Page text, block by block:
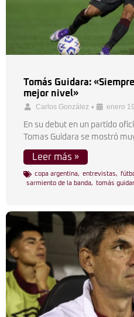
Tomás Guidara:
mejor nivel»
Carlos González • enero
En su debut en un partido
Tomas Guidara se mostró
Leer más »
copa argentina, entrevistas,
sarmiento de la banda, tomás